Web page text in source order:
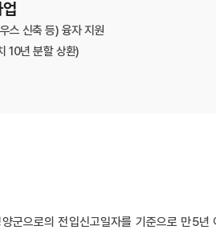
스 신축 등) 융자 지원
10년 분할 상환)
군으로의 전입신고일자를 기준으로 만5